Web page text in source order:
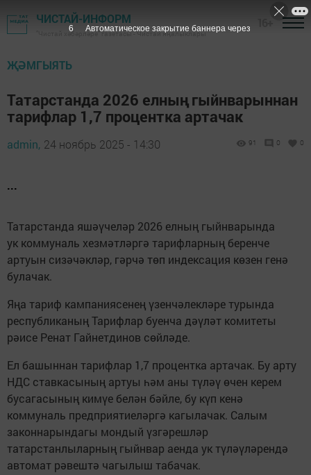
ЧИСТАЙ-ИНФОРМ
"Чистай хәбәрләре" газетасы - Чистай яңалыклары
ҖӘМГЫЯТЬ
Татарстанда 2026 елның гыйнварыннан
тарифлар 1,7 процентка артачак
admin, 24 ноябрь 2025 - 14:30 91 0 0
...
Татарстанда яшәүчеләр 2026 елның гыйнварында
ук коммуналь хезмәтләргә тарифларның беренче
артуын сизәчәкләр, гәрчә төп индексация көзен генә
булачак.
Яңа тариф кампаниясенең үзенчәлекләре турында
республиканың Тарифлар буенча дәүләт комитеты
рәисе Ренат Гайнетдинов сөйләде.
Ел башыннан тарифлар 1,7 процентка артачак. Бу арту
НДС ставкасының артуы һәм аны түләү өчен керем
бусагасының кимүе белән бәйле, бу күп кенә
коммуналь предприятиеләргә кагылачак. Салым
законнарындагы мондый үзгәрешләр
татарстанлыларның гыйнвар аенда ук түләүләрендә
автомат рәвештә чагылыш табачак.
5 Автоматическое закрытие баннера через